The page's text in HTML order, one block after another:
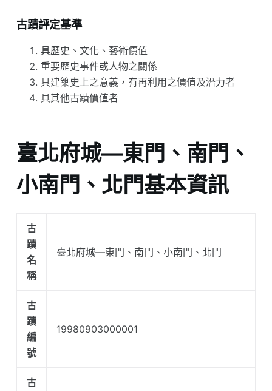
古蹟評定基準
具歷史、文化、藝術價值
重要歷史事件或人物之關係
具建築史上之意義，有再利用之價值及潛力者
具其他古蹟價值者
臺北府城—東門、南門、
小南門、北門基本資訊
古
蹟
名
稱
臺北府城—東門、南門、小南門、北門
古
蹟
編
號
19980903000001
古